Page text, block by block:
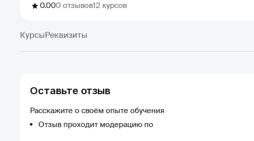
0.000 отзывов12 курсов
КурсыРеквизиты
Оставьте отзыв
Расскажите о своём опыте обучения
Отзыв проходит модерацию по